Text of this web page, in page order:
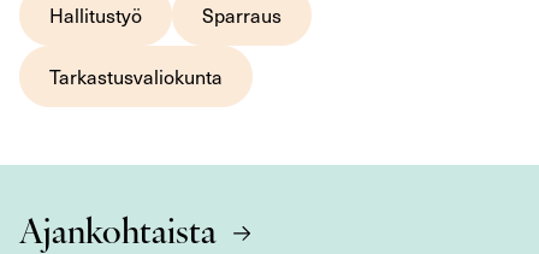
Hallitustyö Sparraus
Tarkastusvaliokunta
Ajankohtaista